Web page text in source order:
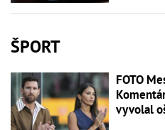
ŠPORT
FOTO
vyvolal